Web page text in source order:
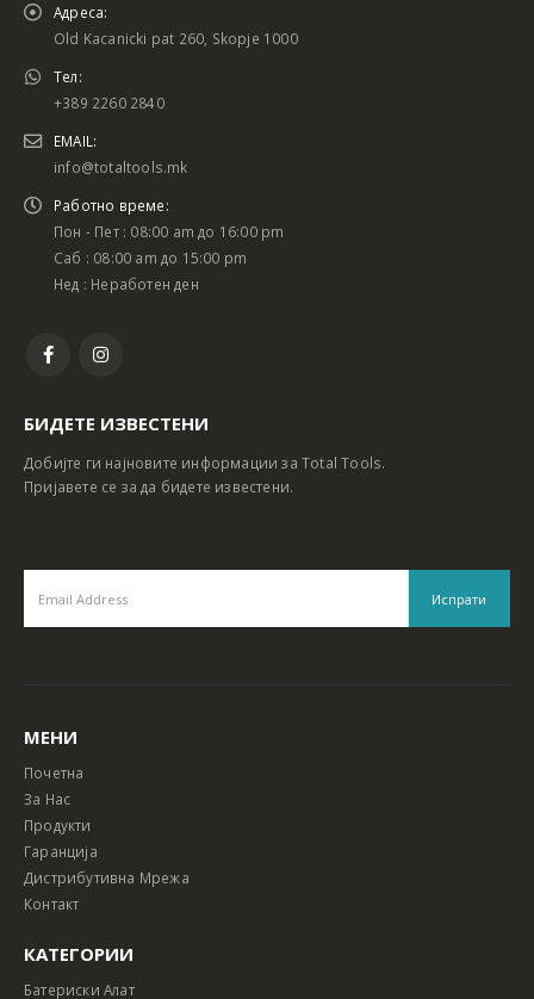
Адреса:
Old Kacanicki pat 260, Skopje 1000
Тел:
+389 2260 2840
EMAIL:
info@totaltools.mk
Работно време:
Пон - Пет : 08:00 am до 16:00 pm
Саб : 08:00 am до 15:00 pm
Нед : Неработен ден
БИДЕТЕ ИЗВЕСТЕНИ
Добијте ги најновите информации за Total Tools.
Пријавете се за да бидете известени.
МЕНИ
Почетна
За Нас
Продукти
Гаранција
Дистрибутивна Мрежа
Контакт
КАТЕГОРИИ
Батериски Алат